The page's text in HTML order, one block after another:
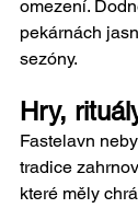
omezení.
pekárnách
sezóny.
Hry,
Fastelavn
tradice
které měly